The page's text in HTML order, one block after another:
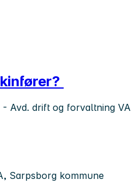
Avd. drift og forvaltning VA
Sarpsborg kommune